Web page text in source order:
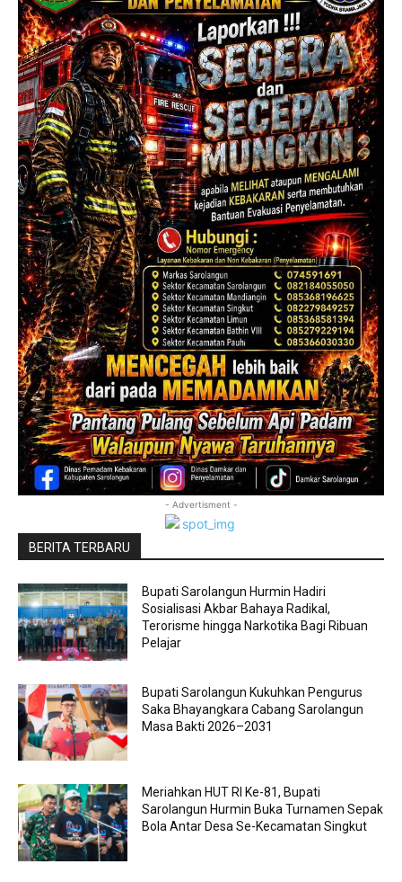
- Advertisment -
BERITA TERBARU
Bupati Sarolangun Hurmin Hadiri
Sosialisasi Akbar Bahaya Radikal,
Terorisme hingga Narkotika Bagi Ribuan
Pelajar
Bupati Sarolangun Kukuhkan Pengurus
Saka Bhayangkara Cabang Sarolangun
Masa Bakti 2026–2031
Meriahkan HUT RI Ke-81, Bupati
Sarolangun Hurmin Buka Turnamen Sepak
Bola Antar Desa Se-Kecamatan Singkut